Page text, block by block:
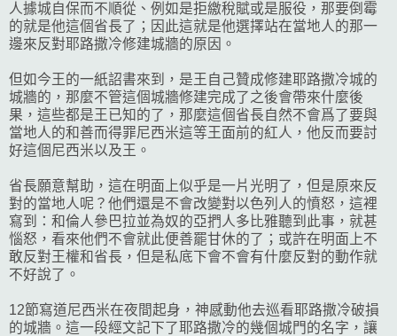
人據城自保而不順從、例如是拒繳稅賦或是服役，那要倒霉
的就是他這個省長了；因此這就是他選擇站在當地人的那一
邊來反對耶路撒冷修建城牆的原因。
但如今王的一紙詔書來到，是王自己贊成修建耶路撒冷城的
城牆的，那麼不管這個城牆修建完成了之後會帶來什麼後
果，這些都是王已知的了，那麼這個省長自然不會爲了要與
當地人的和善而得罪尼西米這等王面前的紅人，他反而要討
好這個尼西米以及王。
省長願意幫助，這在明面上似乎是一片光明了，但是原來反
對的當地人呢？他們還是不會改變對以色列人的憤怒，這裡
寫到：和倫人參巴拉並為奴的亞捫人多比雅聽到此事，就甚
惱怒，看來他們不會就此便善罷甘休的了；或許在明面上不
敢反對王權和省長，但是私底下會不會有什麼反對的動作就
不好說了。
12節寫道尼西米在夜間起身，神感動他去巡看耶路撒冷破損
的城牆。這一段經文記下了耶路撒冷的幾個城門的名字，讓